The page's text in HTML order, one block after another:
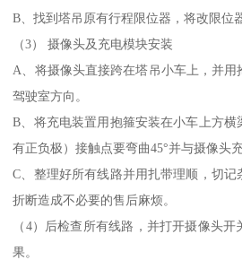
B、找到塔吊原有行程限位器，将改限位
（3） 摄像头及充电模块安装
A、将摄像头直接跨在塔吊小车上，并
驾驶室方向。
B、将充电装置用抱箍安装在小车上方
有正负极）接触点要弯曲45°并与摄像头
C、整理好所有线路并用扎带理顺，切
折断造成不必要的售后麻烦。
（4）后检查所有线路，并打开摄像头
果。